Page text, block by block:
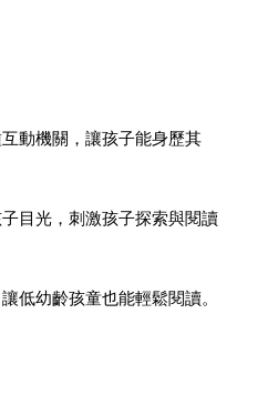
動機關，讓孩子能身歷其
目光，刺激孩子探索與閱讀
低幼齡孩童也能輕鬆閱讀。